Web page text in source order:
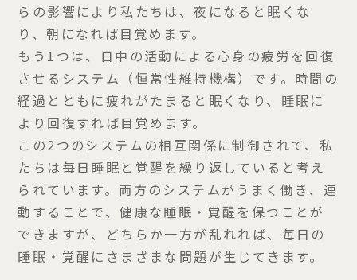
らの影響により私たちは、夜になると眠くな
り、朝になれば目覚めます。
もう1つは、日中の活動による心身の疲労を回復
させるシステム（恒常性維持機構）です。時間の
経過とともに疲れがたまると眠くなり、睡眠に
より回復すれば目覚めます。
この2つのシステムの相互関係に制御されて、私
たちは毎日睡眠と覚醒を繰り返していると考え
られています。両方のシステムがうまく働き、連
動することで、健康な睡眠・覚醒を保つことが
できますが、どちらか一方が乱れれば、毎日の
睡眠・覚醒にさまざまな問題が生じてきます。